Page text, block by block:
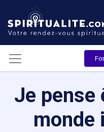
Je pense
monde